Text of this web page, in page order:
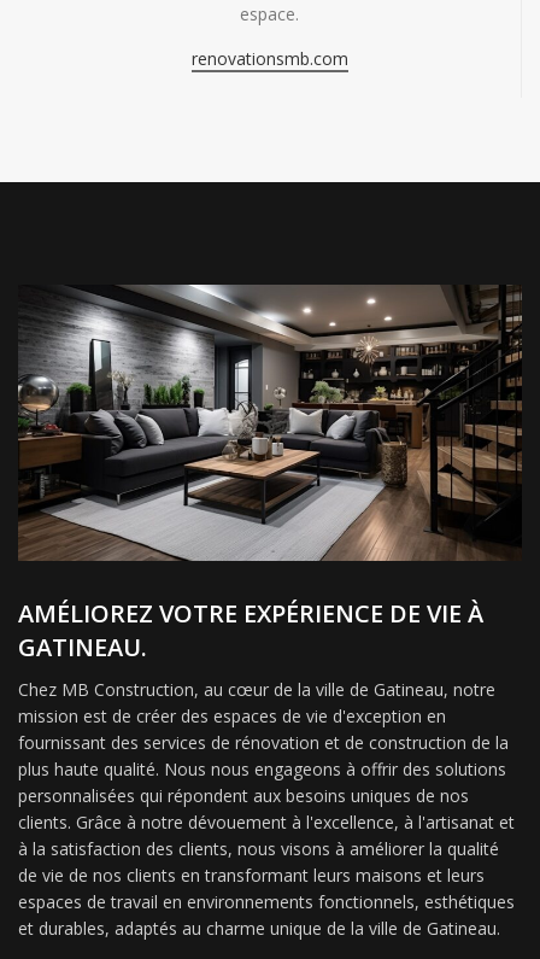
espace.
renovationsmb.com
AMÉLIOREZ VOTRE EXPÉRIENCE DE VIE À
GATINEAU.
Chez MB Construction, au cœur de la ville de Gatineau, notre
mission est de créer des espaces de vie d'exception en
fournissant des services de rénovation et de construction de la
plus haute qualité. Nous nous engageons à offrir des solutions
personnalisées qui répondent aux besoins uniques de nos
clients. Grâce à notre dévouement à l'excellence, à l'artisanat et
à la satisfaction des clients, nous visons à améliorer la qualité
de vie de nos clients en transformant leurs maisons et leurs
espaces de travail en environnements fonctionnels, esthétiques
et durables, adaptés au charme unique de la ville de Gatineau.